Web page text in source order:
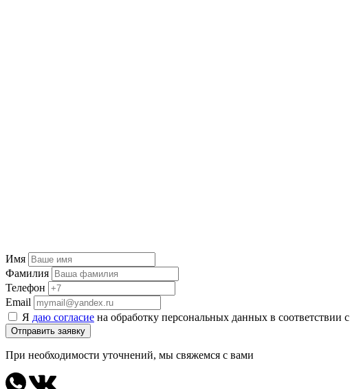
Имя
Фамилия
Телефон
Email
Я даю согласие на обработку персональных данных в соответствии с
Отправить заявку
При необходимости уточнений, мы свяжемся с вами